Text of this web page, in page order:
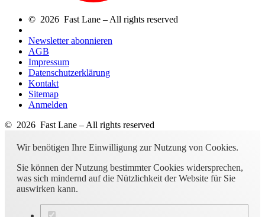
© 2026 Fast Lane – All rights reserved
Newsletter abonnieren
AGB
Impressum
Datenschutzerklärung
Kontakt
Sitemap
Anmelden
© 2026 Fast Lane – All rights reserved
Wir benötigen Ihre Einwilligung zur Nutzung von Cookies.
Sie können der Nutzung bestimmter Cookies widersprechen,
was sich mindernd auf die Nützlichkeit der Website für Sie
auswirken kann.